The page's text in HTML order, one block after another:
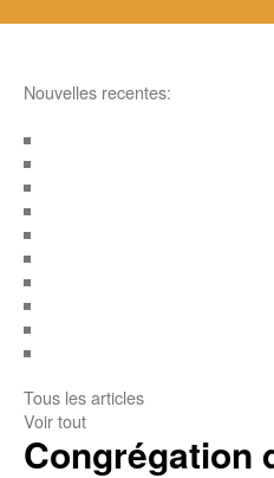
Nouvelles recentes:
Tous les articles
Voir tout
Congrégation